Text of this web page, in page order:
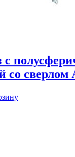
с
со сверлом